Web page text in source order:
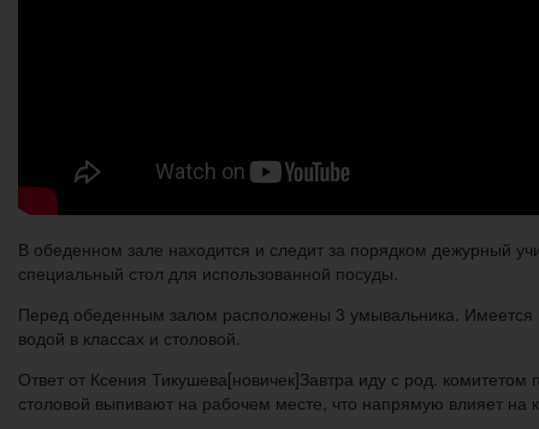
В обеденном зале находится и следит за порядком дежурный
специальный стол для использованной посуды.
Перед обеденным залом расположены 3 умывальника. Имеется
водой в классах и столовой.
Ответ от Ксения Тикушева[новичек]Завтра иду с род.
столовой выпивают на рабочем месте, что напрямую влияет на